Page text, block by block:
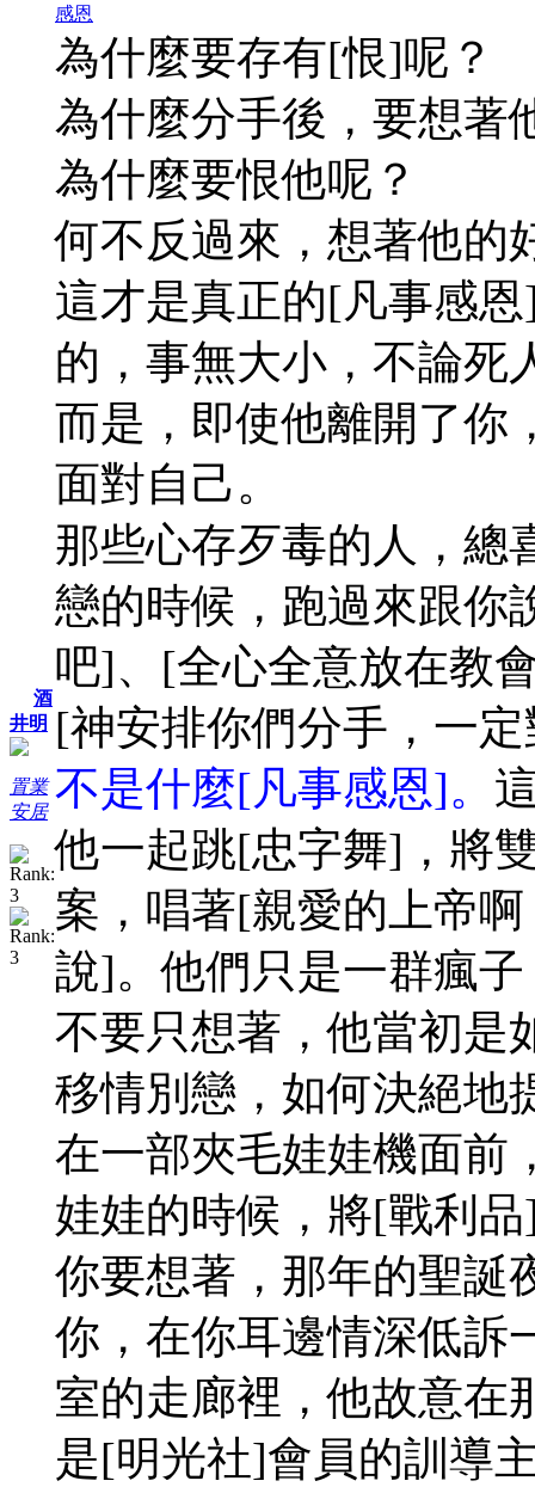
酒
井明
置業
安居
感恩
為什麼要存有[恨]呢？
為什麼分手後，要想著
為什麼要恨他呢？
何不反過來，想著他的
這才是真正的[凡事感
的，事無大小，不論死
而是，即使他離開了你
面對自己。
那些心存歹毒的人，總
戀的時候，跑過來跟你
吧]、[全心全意放在教
[神安排你們分手，一
不是什麼[凡事感恩]。
他一起跳[忠字舞]，將
案，唱著[親愛的上帝
說]。他們只是一群瘋
不要只想著，他當初是
移情別戀，如何決絕地
在一部夾毛娃娃機面前
娃娃的時候，將[戰利
你要想著，那年的聖誕
你，在你耳邊情深低訴
室的走廊裡，他故意在
是[明光社]會員的訓導